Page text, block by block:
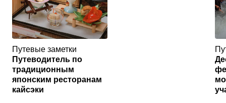
Путевые заметки
Путеводитель по
традиционным
японским ресторанам
кайсэки